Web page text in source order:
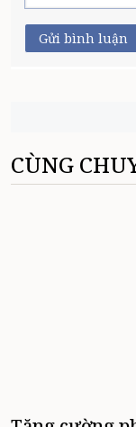
Gửi bình luận
CÙNG